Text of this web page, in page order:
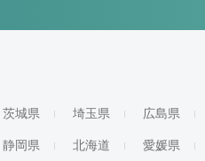
茨城県 埼玉県 広島県
静岡県 北海道 愛媛県